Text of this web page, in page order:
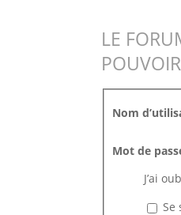
LE
Nom
Mot de
J’ai
Se